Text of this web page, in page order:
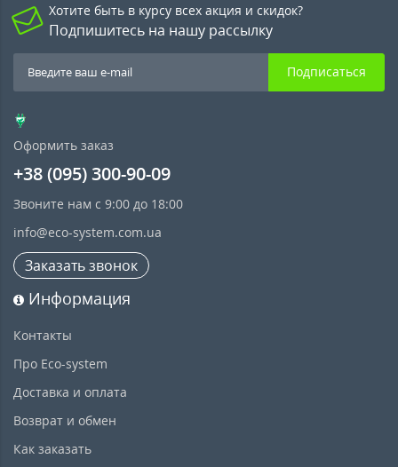
Хотите быть в курсу всех акция и скидок?
Подпишитесь на нашу рассылку
Подписаться
Оформить заказ
+38 (095) 300-90-09
Звоните нам с 9:00 до 18:00
info@eco-system.com.ua
Заказать звонок
Информация
Контакты
Про Eco-system
Доставка и оплата
Возврат и обмен
Как заказать